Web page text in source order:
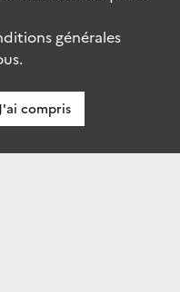
générales
J'ai compris